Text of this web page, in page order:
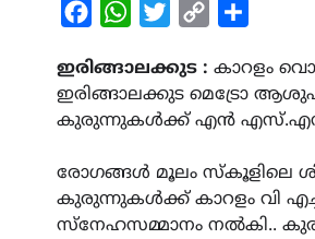
FacebookWhatsAppTwitterCopy
ഇരിങ്ങാലക്കുട : കാറളം
ഇരിങ്ങാലക്കുട മെട്രോ
കുരുന്നുകൾക്ക് എൻ എസ്.എസ്
രോഗങ്ങൾ മൂലം സ്കൂളിലെ
കുരുന്നുകൾക്ക് കാറളം വി
സ്നേഹസമ്മാനം നൽകി..